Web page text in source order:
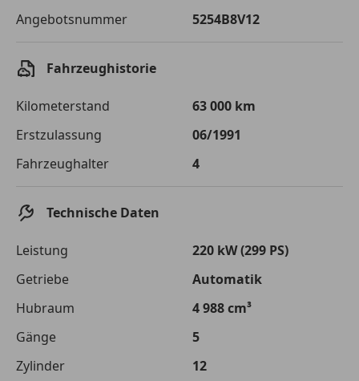
Effektivzinsatz
7,50 %
von der von Ihnen gewählten Bank. Rückzahlungszeitraum 1-10
Angebotsnummer
5254B8V12
Fahrzeughistorie
Kilometerstand
63 000 km
Erstzulassung
06/1991
Fahrzeughalter
4
Technische Daten
Leistung
220 kW (299 PS)
Getriebe
Automatik
Hubraum
4 988 cm³
Gänge
5
Zylinder
12